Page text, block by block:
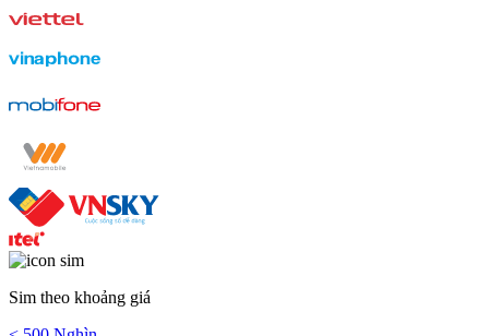
Sim theo khoảng giá